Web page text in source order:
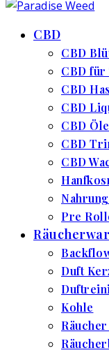
CBD
CBD
CBD
CBD
CBD
CBD Öle
CBD
CBD
Pre
Duft
Kohle